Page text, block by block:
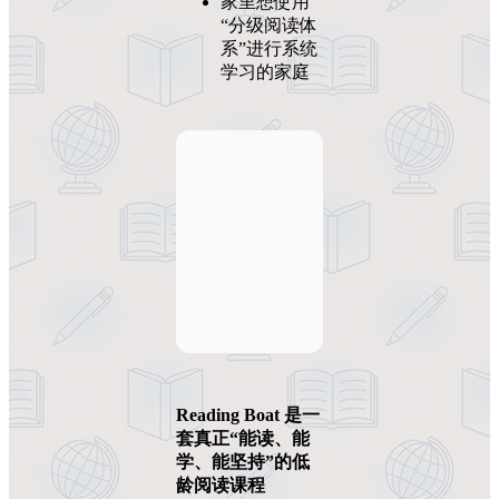
“分级阅读体
系”进行系统
学习的家庭
Reading Boat 是一
套真正“能读、能
学、能坚持”的低
龄阅读课程